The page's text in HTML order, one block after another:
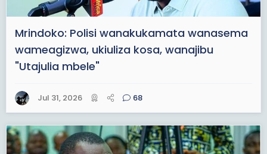
Mrindoko: Polisi wanakukamata wanasema
wameagizwa, ukiuliza kosa, wanajibu
"Utajulia mbele"
Jul 31, 2026 68